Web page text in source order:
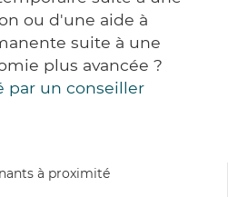
ou d'une aide à
suite à une
plus avancée ?
par un conseiller